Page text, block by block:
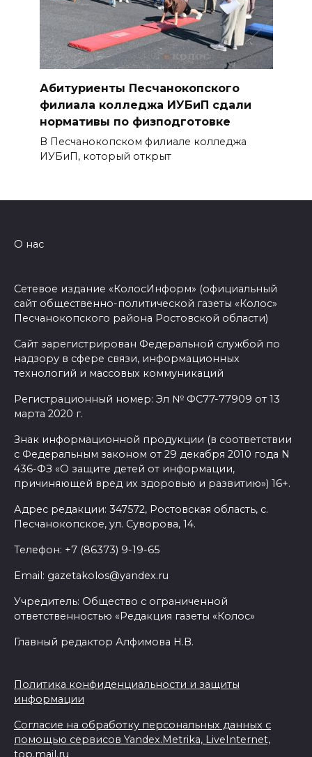
Абитуриенты Песчанокопского
филиала колледжа ИУБиП сдали
нормативы по физподготовке
В Песчанокопском филиале колледжа
ИУБиП, который открыт
О нас
Сетевое издание «КолосИнформ» (официальный
сайт общественно-политической газеты «Колос»
Песчанокопского района Ростовской области)
Сайт зарегистрирован Федеральной службой по
надзору в сфере связи, информационных
технологий и массовых коммуникаций
Регистрационный номер: Эл № ФС77-77909 от 13
марта 2020 г.
Знак информационной продукции (в соответствии
с Федеральным законом от 29 декабря 2010 года N
436-ФЗ «О защите детей от информации,
причиняющей вред их здоровью и развитию») 16+.
Адрес редакции: 347572, Ростовская область, с.
Песчанокопское, ул. Суворова, 14.
Телефон: +7 (86373) 9-19-65
Email: gazetakolos@yandex.ru
Учредитель: Общество с ограниченной
ответственностью «Редакция газеты «Колос»
Главный редактор Алфимова Н.В.
Политика конфиденциальности и защиты
информации
Согласие на обработку персональных данных с
помощью сервисов Yandex.Metrika, LiveInternet,
top.mail.ru